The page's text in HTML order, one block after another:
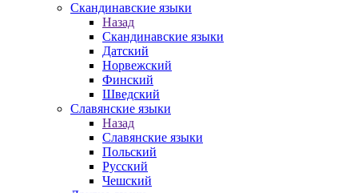
Скандинавские языки
Назад
Скандинавские языки
Датский
Норвежский
Финский
Шведский
Славянские языки
Назад
Славянские языки
Польский
Русский
Чешский